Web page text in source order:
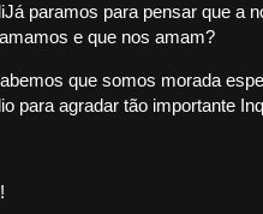
paramos para pensar que a
e que nos amam?
que somos morada
para agradar tão importante